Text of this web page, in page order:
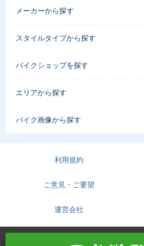
メーカーから探す
スタイルタイプから探す
バイクショップを探す
エリアから探す
バイク画像から探す
利用規約
ご意見・ご要望
運営会社